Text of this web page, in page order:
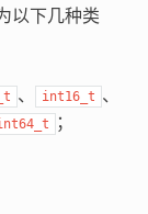
以下几种类
、 int16_t 、
；